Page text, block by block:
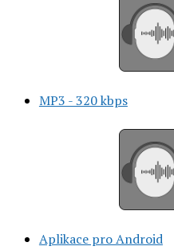
MP3 - 320 kbps
Aplikace pro Android